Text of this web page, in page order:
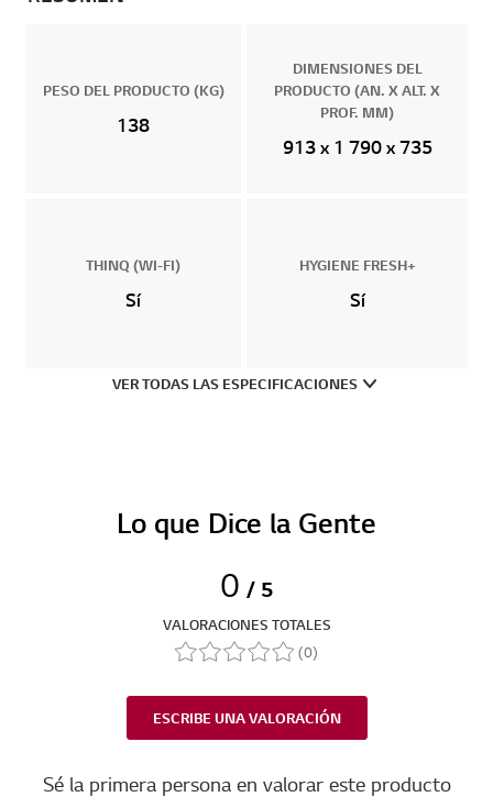
PESO DEL PRODUCTO (KG)
138
DIMENSIONES DEL
PRODUCTO (AN. X ALT. X
PROF. MM)
913 x 1 790 x 735
THINQ (WI-FI)
Sí
HYGIENE FRESH+
Sí
VER TODAS LAS ESPECIFICACIONES
Lo que Dice la Gente
0 / 5
VALORACIONES TOTALES
(0)
ESCRIBE UNA VALORACIÓN
Sé la primera persona en valorar este producto